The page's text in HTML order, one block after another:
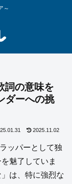
～
詞の意味を
ダーへの挑
2025.11.02
ッパーとして独
魅了していま
は、特に強烈な